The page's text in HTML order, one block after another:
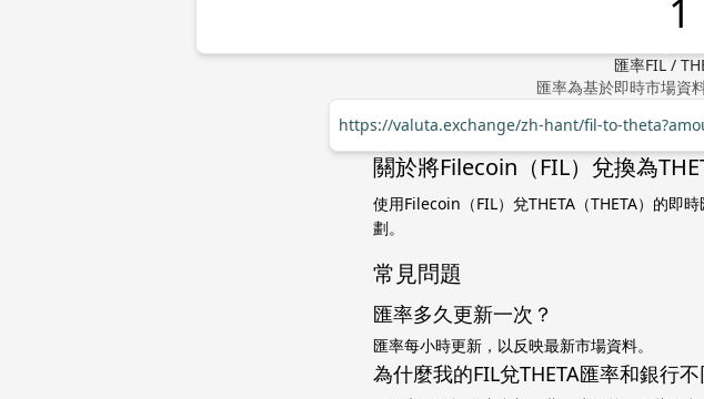
匯率FIL /
匯率為基於即時市場資
https://valuta.exchange/zh-hant/fil-to-
關於將Filecoin（FIL）兌換為
使用Filecoin（FIL）兌THETA（THETA）的即
劃。
常見問題
匯率多久更新一次？
匯率每小時更新，以反映最新市場資料。
為什麼我的FIL兌THETA匯率和銀行不